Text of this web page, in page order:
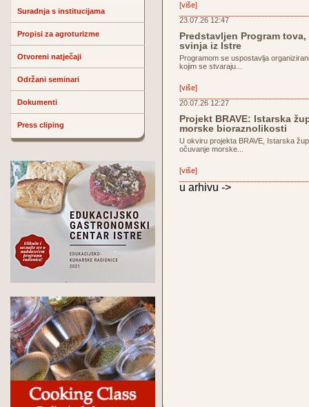
Suradnja s institucijama
Propisi za agroturizme
Otvoreni natječaji
Održani seminari
Dokumenti
Press cliping
[više]
23.07.26 12:47
Predstavljen Program
svinja iz Istre
Programom se uspostavlja
kojim se stvaraju...
[više]
20.07.26 12:27
Projekt BRAVE: Istarska
morske bioraznolikosti
U okviru projekta BRAVE, Istarska
očuvanje morske...
[više]
u arhivu ->